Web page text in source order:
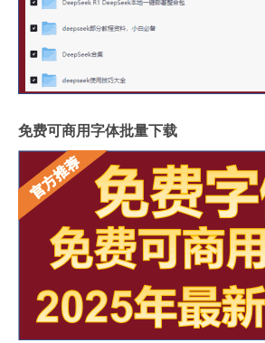
免费可商用字体批量下载